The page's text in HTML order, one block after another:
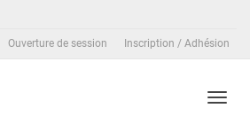
Ouverture de session Inscription / Adhésion